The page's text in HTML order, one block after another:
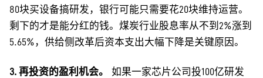
80块买设备搞研发，银行可能只需要花20块维持运营。
剩下的才是能分红的钱。煤炭行业股息率从不到2%涨到
5.65%，供给侧改革后资本支出大幅下降是关键原因。
3. 再投资的盈利机会。
如果一家芯片公司投100亿研发